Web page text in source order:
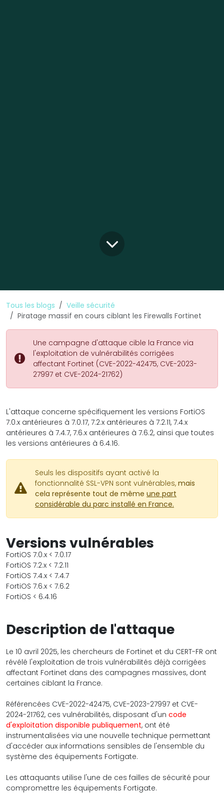
Tous les blogs
Veille sécurité
Piratage massif en cours ciblant les Firewalls Fortinet
Une campagne d'attaque cible la France via
l'exploitation de vulnérabilités corrigées
affectant Fortinet (CVE-2022-42475, CVE-2023-
27997 et CVE-2024-21762)
L'attaque concerne spécifiquement les versions FortiOS
7.0.x antérieures à 7.0.17, 7.2.x antérieures à 7.2.11, 7.4.x
antérieures à 7.4.7, 7.6.x antérieures à 7.6.2, ainsi que toutes
les versions antérieures à 6.4.16.
Seuls les dispositifs ayant activé la
fonctionnalité SSL-VPN sont vulnérables, mais
cela représente tout de même une part
considérable du parc installé en France.
Versions vulnérables
FortiOS 7.0.x < 7.0.17
FortiOS 7.2.x < 7.2.11
FortiOS 7.4.x < 7.4.7
FortiOS 7.6.x < 7.6.2
FortiOS < 6.4.16
Description de l'attaque
Le 10 avril 2025, les chercheurs de Fortinet et du CERT-FR ont
révélé l'exploitation de trois vulnérabilités déjà corrigées
affectant Fortinet dans des campagnes massives, dont
certaines ciblant la France.
Référencées CVE-2022-42475, CVE-2023-27997 et CVE-
2024-21762, ces vulnérabilités, disposant d'un code
d'exploitation disponible publiquement, ont été
instrumentalisées via une nouvelle technique permettant
d'accéder aux informations sensibles de l'ensemble du
système des équipements Fortigate.
Les attaquants utilise l'une de ces failles de sécurité pour
compromettre les équipements Fortigate.